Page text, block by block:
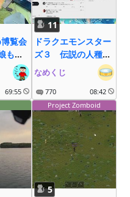
覧会
も大
69:55
11
ドラクエモンスター
ズ３ 伝説の人種差
別モンスター・ブラ
ックマージは存在す
るのか？
なめくじ
770
08:42
Project Zomboid
5